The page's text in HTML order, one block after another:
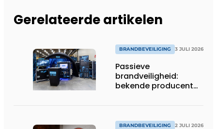
Gerelateerde artikelen
BRANDBEVEILIGING 3 JULI 2026
Passieve
brandveiligheid:
bekende producent
BRANDBEVEILIGING 2 JULI 2026